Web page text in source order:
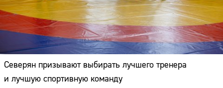
Северян призывают выбирать лучшего тренера
и лучшую спортивную команду